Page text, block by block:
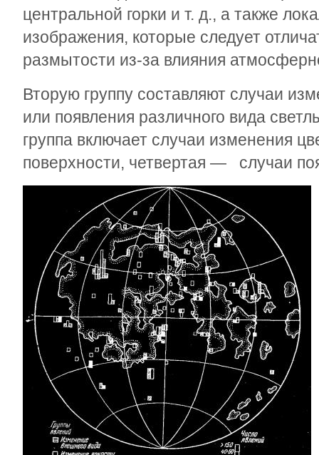
центральной горки и т. д., а также
изображения, которые следует
размытости из-за влияния
Вторую группу составляют случаи
или появления различного вида
группа включает случаи изменения
поверхности, четвертая — случаи